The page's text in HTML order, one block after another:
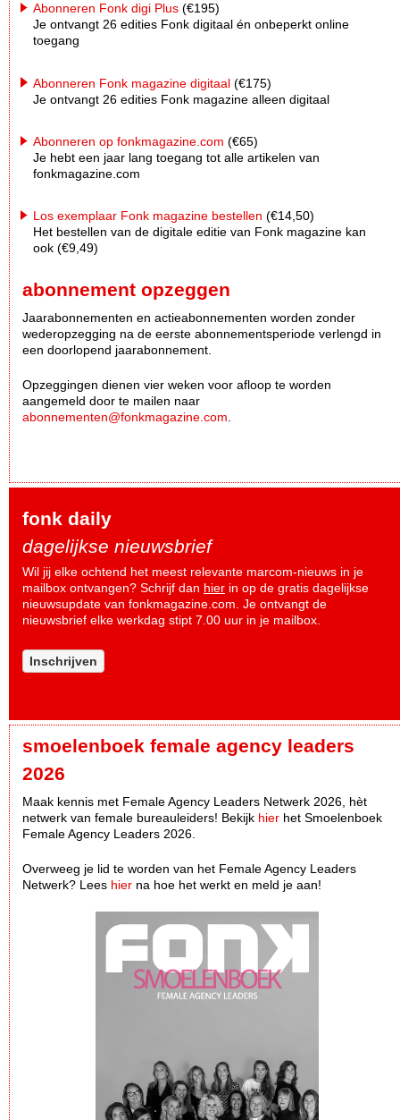
Abonneren Fonk digi Plus (€195)
Je ontvangt 26 edities Fonk digitaal én onbeperkt online
toegang
Abonneren Fonk magazine digitaal (€175)
Je ontvangt 26 edities Fonk magazine alleen digitaal
Abonneren op fonkmagazine.com (€65)
Je hebt een jaar lang toegang tot alle artikelen van
fonkmagazine.com
Los exemplaar Fonk magazine bestellen (€14,50)
Het bestellen van de digitale editie van Fonk magazine kan
ook (€9,49)
abonnement opzeggen
Jaarabonnementen en actieabonnementen worden zonder
wederopzegging na de eerste abonnementsperiode verlengd in
een doorlopend jaarabonnement.
Opzeggingen dienen vier weken voor afloop te worden
aangemeld door te mailen naar
abonnementen@fonkmagazine.com
fonk daily
dagelijkse nieuwsbrief
Wil jij elke ochtend het meest relevante marcom-nieuws in je
mailbox ontvangen? Schrijf dan hier in op de gratis dagelijkse
nieuwsupdate van fonkmagazine.com. Je ontvangt de
nieuwsbrief elke werkdag stipt 7.00 uur in je mailbox.
Inschrijven
smoelenboek female agency leaders
2026
Maak kennis met Female Agency Leaders Netwerk 2026, hèt
netwerk van female bureauleiders! Bekijk hier het Smoelenboek
Female Agency Leaders 2026.
Overweeg je lid te worden van het Female Agency Leaders
Netwerk? Lees hier na hoe het werkt en meld je aan!